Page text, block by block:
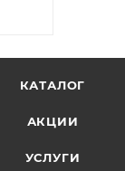
КАТАЛОГ
АКЦИИ
УСЛУГИ